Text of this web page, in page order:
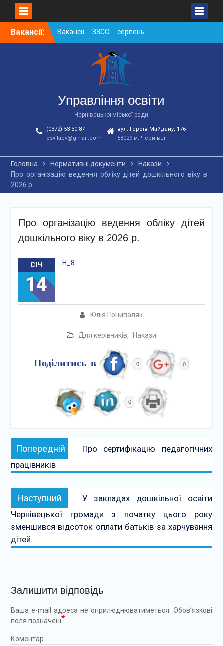
SkipВакансії:
Вакансії ЗЗСО серпень
2026
Вакансії ЗЗСО червень
Вакансії у ЗДО та
дошкільних підрозділах
ЗЗСО станом на
01.08.2026 р.
Управління освіти
Чернівецької міської ради
(0372) 53-30-87
osvitacv@gmail.com
вул. Героїв Майдану, 176
58029 м. Чернівці
Головна Нормативні документи
Накази
Про організацію ведення обліку дітей дошкільного віку в
2026 р.
Про організацію ведення обліку дітей
дошкільного віку в 2026 р.
СІЧ
14
Юлія Понипаляк
Для керівників, Накази
Н_8
Поділитись в 0 0
0
Навігація
записів
Попередній Попередній:
Про сертифікацію педагогічних
працівників
Наступний Наступний:
У закладах дошкільної освіти
Чернівецької громади з початку цього року
зменшився відсоток оплати батьків за харчування
дітей.
Залишити відповідь
Ваша e-mail адреса не оприлюднюватиметься. Обов’язкові
поля позначені*
Коментар